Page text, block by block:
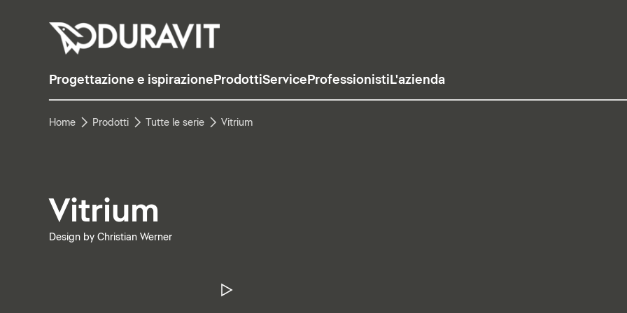
Progettazione e ispirazione ProdottiService Professionisti L'azienda
Home Prodotti Tutte le serie Vitrium
Vitrium
Design by Christian Werner
Metti in pausa il video